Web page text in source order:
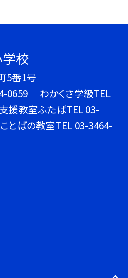
校
5番1号
0659 わかくさ学級TEL
教室ふたばTEL 03-
とばの教室TEL 03-3464-